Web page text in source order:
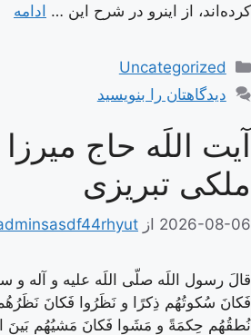
کرده‌اند، از اینرو در شرح این … ادامه
دسته‌ها
Uncategorized
دیدگاهتان را بنویسید
آیت اللَه حاج میرزا
ملکی تبریزی
2026-08-06 از
قالَ رسول اللَه صلّى اللَه عليه و آله و
فَكانَ سُكوتُهُم ذِكرًا و نَظَرُوا فَكانَ
نُطقُهُم حِكمَةً و مَشَوا فَكانَ مَشيُهُم بَينَ